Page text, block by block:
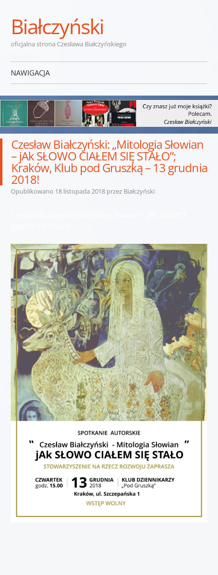
Białczyński
oficjalna strona Czesława Białczyńskiego
NAWIGACJA
Czesław Białczyński: „Mitologia Słowian
– jAk SŁOWO CIAŁEM SIĘ STAŁO”;
Kraków, Klub pod Gruszką – 13 grudnia
2018!
Opublikowano 18 listopada 2018przez Białczyński